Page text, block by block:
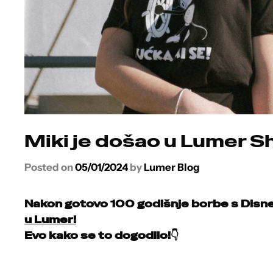
Miki je došao u Lumer
Posted on05/01/2024 byLumer Blog
Nakon gotovo 100 godišnje borbe s
u Lumer!
Evo kako se to dogodilo!👇